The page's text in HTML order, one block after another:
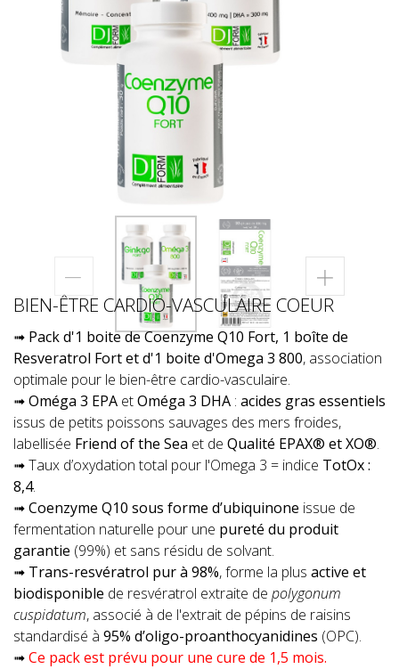
BIEN-ÊTRE CARDIO-VASCULAIRE COEUR
➟ Pack d'1 boite de Coenzyme Q10 Fort, 1 boîte de
Resveratrol Fort et d'1 boite d'Omega 3 800, association
optimale pour le bien-être cardio-vasculaire.
➟Oméga 3 EPA etOméga 3 DHA : acides gras essentiels
issus de petits poissons sauvages des mers froides,
labellisée Friend of the Sea et de Qualité EPAX® et XO®.
➟ Taux d’oxydation total pour l'Omega 3 = indice TotOx :
8,4.
➟Coenzyme Q10 sous forme d’ubiquinone issue de
fermentation naturelle pour une pureté du produit
garantie (99%) et sans résidu de solvant.
➟ Trans-resvératrol pur à 98%, forme la plus active et
biodisponible de resvératrol extraite de polygonum
cuspidatum, associé à de l'extrait de pépins de raisins
standardisé à 95% d’oligo-proanthocyanidines (OPC).
➟Ce pack est prévu pour une cure de 1,5 mois.